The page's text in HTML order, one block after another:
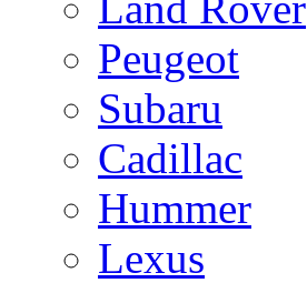
Peugeot
Subaru
Cadillac
Hummer
Lexus